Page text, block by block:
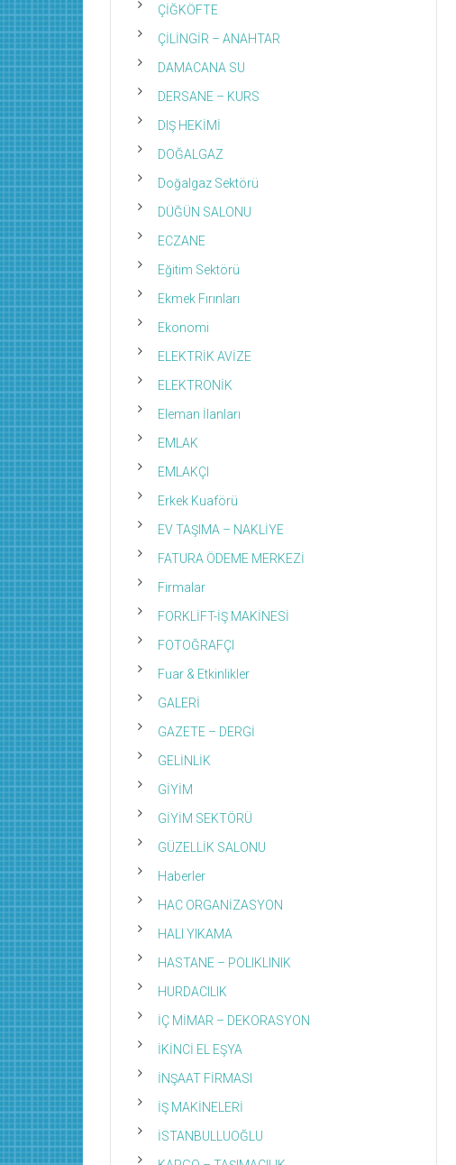
ÇİĞKÖFTE
ÇİLİNGİR – ANAHTAR
DAMACANA SU
DERSANE – KURS
DIŞ HEKİMİ
DOĞALGAZ
Doğalgaz Sektörü
DÜĞÜN SALONU
ECZANE
Eğitim Sektörü
Ekmek Fırınları
Ekonomi
ELEKTRİK AVİZE
ELEKTRONİK
Eleman İlanları
EMLAK
EMLAKÇI
Erkek Kuaförü
EV TAŞIMA – NAKLİYE
FATURA ÖDEME MERKEZİ
Firmalar
FORKLİFT-İŞ MAKİNESİ
FOTOĞRAFÇI
Fuar & Etkinlikler
GALERİ
GAZETE – DERGİ
GELİNLİK
GİYİM
GİYİM SEKTÖRÜ
GÜZELLİK SALONU
Haberler
HAC ORGANİZASYON
HALI YIKAMA
HASTANE – POLIKLINIK
HURDACILIK
İÇ MİMAR – DEKORASYON
İKİNCİ EL EŞYA
İNŞAAT FİRMASI
İŞ MAKİNELERİ
İSTANBULLUOĞLU